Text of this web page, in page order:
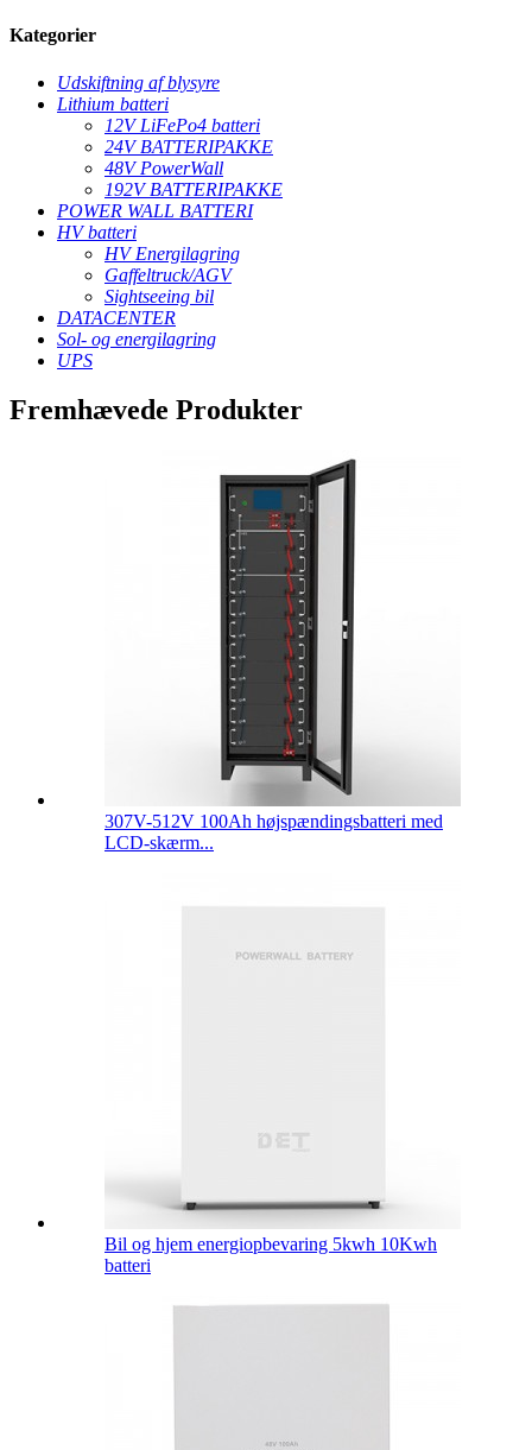
Kategorier
Udskiftning af blysyre
Lithium batteri
12V LiFePo4 batteri
24V BATTERIPAKKE
48V PowerWall
192V BATTERIPAKKE
POWER WALL BATTERI
HV batteri
HV Energilagring
Gaffeltruck/AGV
Sightseeing bil
DATACENTER
Sol- og energilagring
UPS
Fremhævede Produkter
307V-512V 100Ah højspændingsbatteri med
LCD-skærm...
Bil og hjem energiopbevaring 5kwh 10Kwh
batteri